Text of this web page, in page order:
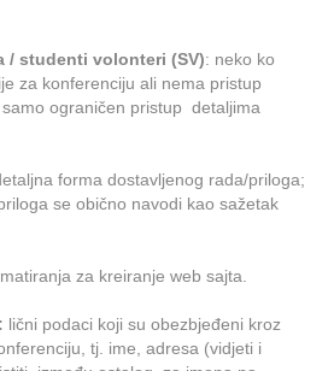
/ studenti volonteri (SV): neko ko
za konferenciju ali nema pristup
ograničen pristup detaljima
forma dostavljenog rada/priloga;
se obično navodi kao sažetak
za kreiranje web sajta.
lični podaci koji su obezbjeđeni kroz
tj. ime, adresa (vidjeti i